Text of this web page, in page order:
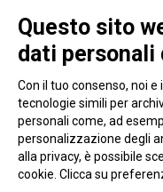
Questo sito
dati
Con il tuo consenso, noi
tecnologie simili per
personali come, ad
personalizzazione degli
alla privacy, è possibile
cookie. Clicca su